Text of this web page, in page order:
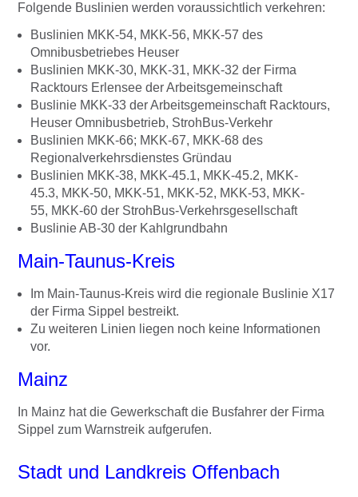
Folgende Buslinien werden voraussichtlich verkehren:
Buslinien MKK-54, MKK-56, MKK-57 des
Omnibusbetriebes Heuser
Buslinien MKK-30, MKK-31, MKK-32 der Firma
Racktours Erlensee der Arbeitsgemeinschaft
Buslinie MKK-33 der Arbeitsgemeinschaft Racktours,
Heuser Omnibusbetrieb, StrohBus-Verkehr
Buslinien MKK-66; MKK-67, MKK-68 des
Regionalverkehrsdienstes Gründau
Buslinien MKK-38, MKK-45.1, MKK-45.2, MKK-
45.3, MKK-50, MKK-51, MKK-52, MKK-53, MKK-
55, MKK-60 der StrohBus-Verkehrsgesellschaft
Buslinie AB-30 der Kahlgrundbahn
Main-Taunus-Kreis
Im Main-Taunus-Kreis wird die regionale Buslinie X17
der Firma Sippel bestreikt.
Zu weiteren Linien liegen noch keine Informationen
vor.
Mainz
In Mainz hat die Gewerkschaft die Busfahrer der Firma
Sippel zum Warnstreik aufgerufen.
Stadt und Landkreis Offenbach